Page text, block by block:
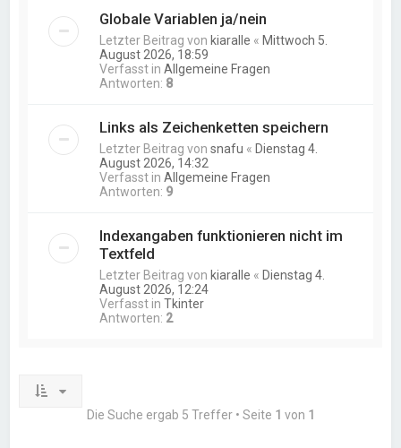
Globale Variablen ja/nein
Letzter Beitrag von kiaralle « Mittwoch 5.
August 2026, 18:59
Verfasst inAllgemeine Fragen
Antworten: 8
Links als Zeichenketten speichern
Letzter Beitrag vonsnafu « Dienstag 4.
August 2026, 14:32
Verfasst inAllgemeine Fragen
Antworten: 9
Indexangaben funktionieren nicht im
Textfeld
Letzter Beitrag von kiaralle « Dienstag 4.
August 2026, 12:24
Verfasst inTkinter
Antworten: 2
Die Suche ergab 5 Treffer • Seite 1 von 1